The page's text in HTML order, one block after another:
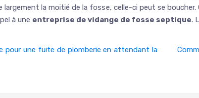
largement la moitié de la fosse, celle-ci peut se
à une entreprise de vidange de fosse septique.
pour une fuite de plomberie en attendant la